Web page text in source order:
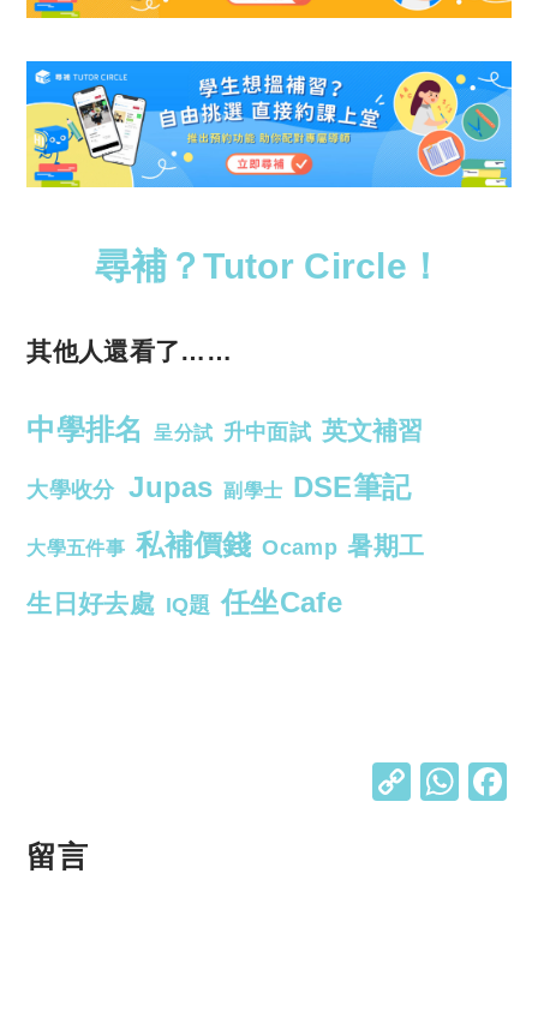
尋補？Tutor Circle！
其他人還看了……
中學排名 呈分試 升中面試 英文補習
大學收分 Jupas 副學士 DSE筆記
大學五件事 私補價錢 Ocamp 暑期工
生日好去處 IQ題 任坐Cafe
C W
留言